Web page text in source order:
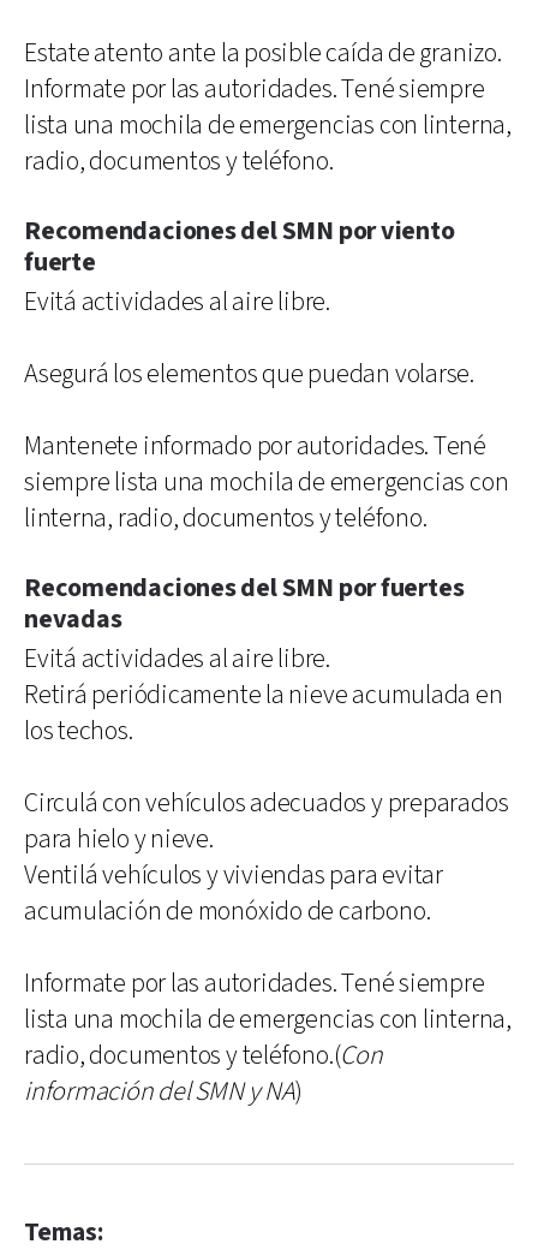
Estate atento ante la posible caída de granizo.
Informate por las autoridades. Tené siempre
lista una mochila de emergencias con linterna,
radio, documentos y teléfono.
Recomendaciones del SMN por viento
fuerte
Evitá actividades al aire libre.
Asegurá los elementos que puedan volarse.
Mantenete informado por autoridades. Tené
siempre lista una mochila de emergencias con
linterna, radio, documentos y teléfono.
Recomendaciones del SMN por fuertes
nevadas
Evitá actividades al aire libre.
Retirá periódicamente la nieve acumulada en
los techos.
Circulá con vehículos adecuados y preparados
para hielo y nieve.
Ventilá vehículos y viviendas para evitar
acumulación de monóxido de carbono.
Informate por las autoridades. Tené siempre
lista una mochila de emergencias con linterna,
radio, documentos y teléfono.(Con
información del SMN y NA)
Temas: